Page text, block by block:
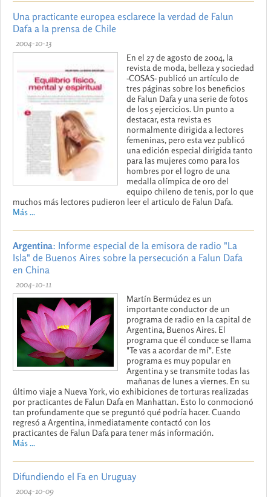
Una practicante europea esclarece la verdad de Falun
Dafa a la prensa de Chile
2004-10-13
En el 27 de agosto de 2004, la
revista de moda, belleza y sociedad
-COSAS- publicó un artículo de
tres páginas sobre los beneficios
de Falun Dafa y una serie de fotos
de los 5 ejercicios. Un punto a
destacar, esta revista es
normalmente dirigida a lectores
femeninas, pero esta vez publicó
una edición especial dirigida tanto
para las mujeres como para los
hombres por el logro de una
medalla olímpica de oro del
equipo chileno de tenis, por lo que
muchos más lectores pudieron leer el articulo de Falun Dafa.
Más ...
Argentina: Informe especial de la emisora de radio "La
Isla" de Buenos Aires sobre la persecución a Falun Dafa
en China
2004-10-11
Martín Bermúdez es un
importante conductor de un
programa de radio en la capital de
Argentina, Buenos Aires. El
programa que él conduce se llama
"Te vas a acordar de mí". Este
programa es muy popular en
Argentina y se transmite todas las
mañanas de lunes a viernes. En su
último viaje a Nueva York, vio exhibiciones de torturas realizadas
por practicantes de Falun Dafa en Manhattan. Esto lo conmocionó
tan profundamente que se preguntó qué podría hacer. Cuando
regresó a Argentina, inmediatamente contactó con los
practicantes de Falun Dafa para tener más información.
Más ...
Difundiendo el Fa en Uruguay
2004-10-09